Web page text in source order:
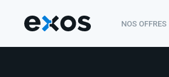
NOS OFFRES